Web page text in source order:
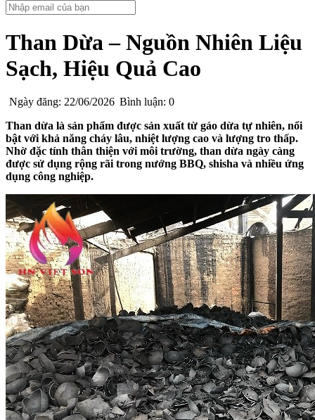
Than Dừa – Nguồn Nhiên Liệu
Sạch, Hiệu Quả Cao
Ngày đăng: 22/06/2026 Bình luận: 0
Than dừa là sản phẩm được sản xuất từ gáo dừa tự nhiên, nổi
bật với khả năng cháy lâu, nhiệt lượng cao và lượng tro thấp.
Nhờ đặc tính thân thiện với môi trường, than dừa ngày càng
được sử dụng rộng rãi trong nướng BBQ, shisha và nhiều ứng
dụng công nghiệp.